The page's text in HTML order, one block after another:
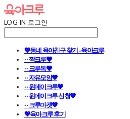
LOG IN 로그인
💖동네 육아친구 찾기 - 육아크루
· · 짝크루🧡
· · 크루톡🧡
· · 자유모임🧡
· · 원데이크루🧡
· · 원데이크루 신청🧡
· · 크루마켓🧡
💖육아크루 후기